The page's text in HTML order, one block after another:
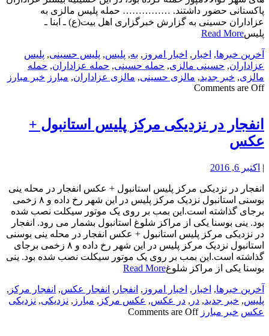
پاکستانی حضور داشتند. …………… حمله پلیس مالزی به
عزاداران حسینی به گزارش خبرگزاری اهل بیت(ع) ـ ابنا ـ
پلیسRead More
آخرین خبرها, اخبار , اخبار امروز , به, پلیس, پلیس حسینی, پلیس
عزاداران, حسینی مالزی, حمله حسینی, حمله عزاداران, حمله
مالزی, خبر جدید, مالزی حسینی, مالزی عزاداران, مبارز خبر مبارز
Comments are Off
انفجار در نزدیکی مرکز پلیس استانبول +
عکس
| اکتبر 6, 2016
انفجار در نزدیکی مرکز پلیس استانبول + عکس انفجار در محله ینی
بوسنی استانبول نزدیک مرکز پلیس در این شهر رخ داده و ۸ زخمی
برجای گذاشته است.این بمب بر روی یک موتور سیکلت نصب شده
بود. ینی بوسنا یکی از مراکز شلوغ استانبول بشمار می رود. انفجار
در نزدیکی مرکز پلیس استانبول + عکس انفجار در محله ینی بوسنی
استانبول نزدیک مرکز پلیس در این شهر رخ داده و ۸ زخمی برجای
گذاشته است.این بمب بر روی یک موتور سیکلت نصب شده بود. ینی
بوسنا یکی از مراکز شلوغRead More
آخرین خبرها, اخبار , اخبار امروز , انفجار , انفجار عکس, انفجار مرکز ,
پلیس, خبر جدید, در , در عکس, عکس مرکز , مبارز , نزدیکی, نزدیکی
عکس خبر مبارز Comments are Off